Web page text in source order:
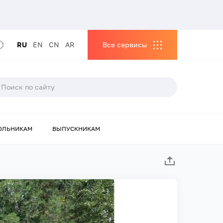
RU EN CN AR Все сервисы
ВЫПУСКНИКАМ